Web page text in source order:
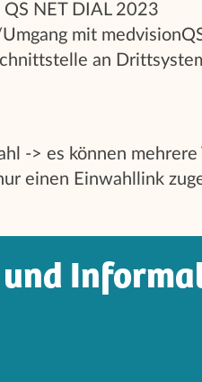
NET DIAL 2023
mit
an
-> es können
einen Einwahllink